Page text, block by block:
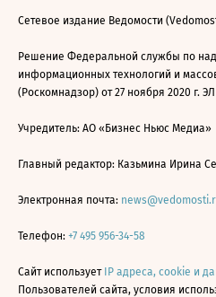
Сетевое издание Ведомости
Решение Федеральной службы по
информационных технологий и
(Роскомнадзор) от 27 ноября 2020 г.
Учредитель: АО «Бизнес Ньюс Медиа»
Главный редактор: Казьмина Ирина
Электронная почта:
Телефон: +7 495 956-34-58
Сайт использует IP адреса, cookie и
Пользователей сайта, условия